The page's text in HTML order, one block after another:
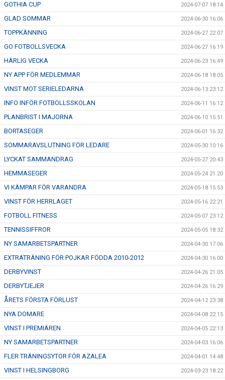
GOTHIA CUP 2024-07-07 18:14
GLAD SOMMAR 2024-06-30 16:06
TOPPKÄNNING 2024-06-27 22:07
GO FOTBOLLSVECKA 2024-06-27 16:19
HÄRLIG VECKA 2024-06-23 16:49
NY APP FÖR MEDLEMMAR 2024-06-18 18:05
VINST MOT SERIELEDARNA 2024-06-13 23:12
INFO INFÖR FOTBOLLSSKOLAN 2024-06-11 16:12
PLANBRIST I MAJORNA 2024-06-10 15:51
BORTASEGER 2024-06-01 16:32
SOMMARAVSLUTNING FÖR LEDARE 2024-05-30 10:16
LYCKAT SAMMANDRAG 2024-05-27 20:43
HEMMASEGER 2024-05-24 21:20
VI KÄMPAR FÖR VARANDRA 2024-05-18 15:53
VINST FÖR HERRLAGET 2024-05-16 22:21
FOTBOLL FITNESS 2024-05-07 23:12
TENNISSIFFROR 2024-05-05 18:32
NY SAMARBETSPARTNER 2024-04-30 17:06
EXTRATRÄNING FÖR POJKAR FÖDDA 2010-2012 2024-04-30 16:00
DERBYVINST 2024-04-26 21:05
DERBYTJEJER 2024-04-26 16:29
ÅRETS FÖRSTA FÖRLUST 2024-04-12 23:38
NYA DOMARE 2024-04-08 22:15
VINST I PREMIÄREN 2024-04-05 22:13
NY SAMARBETSPARTNER 2024-04-03 16:06
FLER TRÄNINGSYTOR FÖR AZALEA 2024-04-01 14:48
VINST I HELSINGBORG 2024-03-23 18:22